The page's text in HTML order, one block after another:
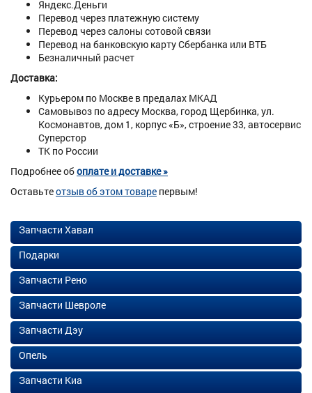
Яндекс.Деньги
Перевод через платежную систему
Перевод через салоны сотовой связи
Перевод на банковскую карту Сбербанка или ВТБ
Безналичный расчет
Доставка:
Курьером по Москве в предалах МКАД
Самовывоз по адресу Москва, город Щербинка, ул.
Космонавтов, дом 1, корпус «Б», строение 33, автосервис
Суперстор
ТК по России
Подробнее обоплате и доставке »
Оставьтеотзыв об этом товаре первым!
Запчасти Хавал
Подарки
Запчасти Рено
Запчасти Шевроле
Запчасти Дэу
Опель
Запчасти Киа